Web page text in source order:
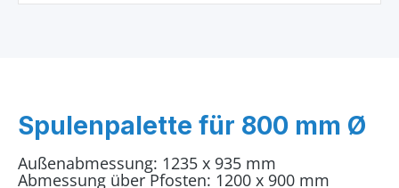
Spulenpalette für 800 mm Ø
Außenabmessung: 1235 x 935 mm
Abmessung über Pfosten: 1200 x 900 mm